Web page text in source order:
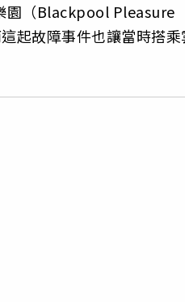
園（Blackpool Pleasure
起故障事件也讓當時搭乘